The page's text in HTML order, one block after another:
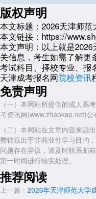
三、2026年天津师范大学成
天津师范大学2026年专升本
理、会计学、经济学、汉语言
术、教育学、学前教育等。考
600分，所有层次均需考查计
旬，通过天津市招考资讯网完
电子注册备案表，非天津户籍
如果你正在规划2026年天津
确目标专业，点击进入【2026
预报名，锁定考位后再系统备
四、录取规则与备考建议
天津师范大学录取遵循"分数
政治、英语顺序排序。建议考
软件工程专业重点突破专业课
阶段攻英语词汇与政治框架，
次。
版权声明
本文标题： 2026天津师范
本文链接： https://
本文声明： 以上就是
关信息，考生如需了解
考试科目、择校专业、报
天津成考报名网院校资讯
免责声明
（一）本网站所提供的成人高
考资讯网(www.zhaokao.net)公
（二）本网站在文章内容来源
费转载出于非商业性学习目的
问题存在异议，请及时联系邮
第一时间进行核实处理。
推荐阅读
上一篇： 2026年天津师范大学